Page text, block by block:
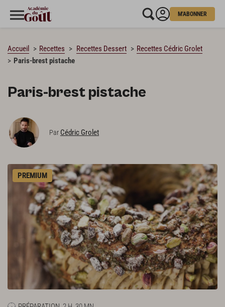
M'ABONNER
Accueil Recettes Recettes Dessert
Recettes Cédric Grolet
Paris-brest pistache
Paris-brest pistache
Par Cédric Grolet
PREMIUM
CHARGEMENT…